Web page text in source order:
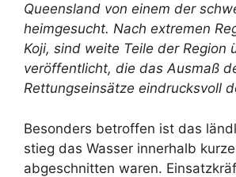
Queensland von einem der
heimgesucht. Nach extremen
Koji, sind weite Teile der
veröffentlicht, die das Ausmaß
Rettungseinsätze eindrucksvoll
Besonders betroffen ist das
stieg das Wasser innerhalb
abgeschnitten waren.